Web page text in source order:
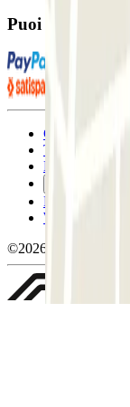
Puoi utilizzare
Condizioni
Termini di
Politica sui
Politica sulla
Whistleblowing
©2026 Parclick. Tutti